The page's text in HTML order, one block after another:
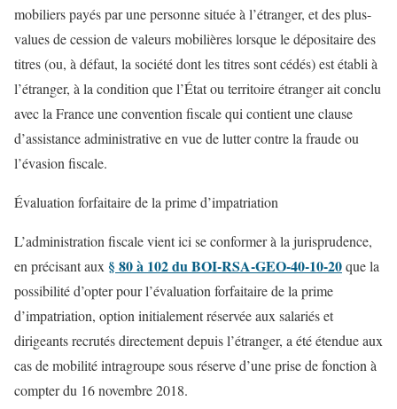
mobiliers payés par une personne située à l’étranger, et des plus-
values de cession de valeurs mobilières lorsque le dépositaire des
titres (ou, à défaut, la société dont les titres sont cédés) est établi à
l’étranger, à la condition que l’État ou territoire étranger ait conclu
avec la France une convention fiscale qui contient une clause
d’assistance administrative en vue de lutter contre la fraude ou
l’évasion fiscale.
Évaluation forfaitaire de la prime d’impatriation
L’administration fiscale vient ici se conformer à la jurisprudence,
en précisant aux § 80 à 102 du BOI-RSA-GEO-40-10-20que la
possibilité d’opter pour l’évaluation forfaitaire de la prime
d’impatriation, option initialement réservée aux salariés et
dirigeants recrutés directement depuis l’étranger, a été étendue aux
cas de mobilité intragroupe sous réserve d’une prise de fonction à
compter du 16 novembre 2018.